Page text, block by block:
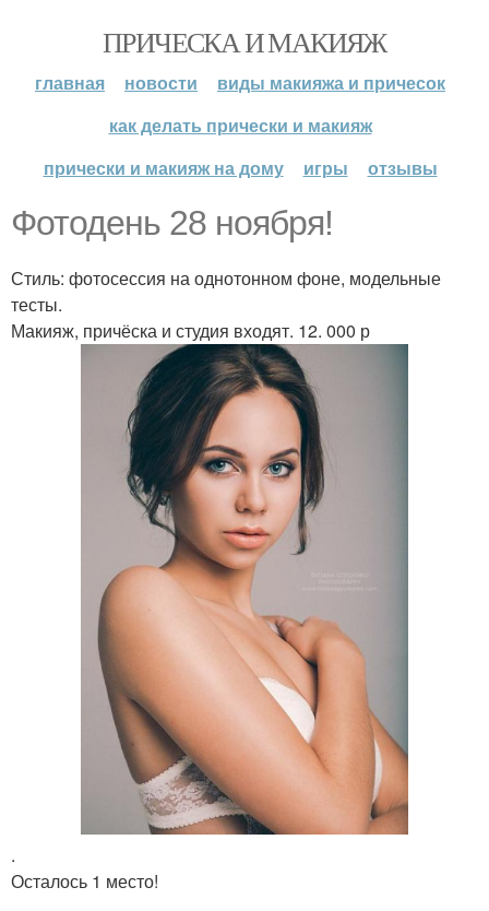
ПРИЧЕСКА И МАКИЯЖ
главная новости
виды макияжа и причесок
как делать прически и макияж
прически и макияж на дому
игры отзывы
Фотодень 28 ноября!
Стиль: фотосессия на однотонном фоне, модельные
тесты.
Макияж, причёска и студия входят. 12. 000 р
.
Осталось 1 место!